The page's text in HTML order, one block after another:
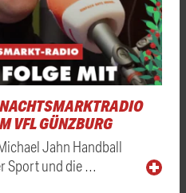
VFL GÜNZBURG
Jahn Handball
Sport und die …